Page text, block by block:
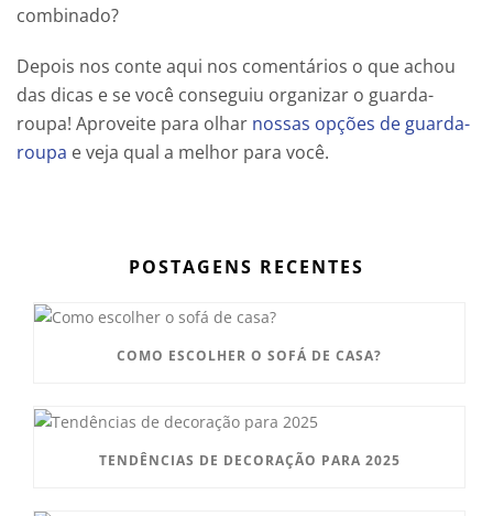
combinado?
Depois nos conte aqui nos comentários o que achou
das dicas e se você conseguiu organizar o guarda-
roupa! Aproveite para olhar nossas opções de guarda-
roupa e veja qual a melhor para você.
POSTAGENS RECENTES
COMO ESCOLHER O SOFÁ DE CASA?
TENDÊNCIAS DE DECORAÇÃO PARA 2025